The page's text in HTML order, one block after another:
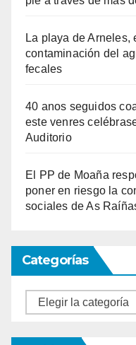
La playa de Arneles,
contaminación del
fecales
40 anos seguidos
este venres
Auditorio
El PP de Moaña
poner en riesgo la
sociales de As
Categorías
Categorías